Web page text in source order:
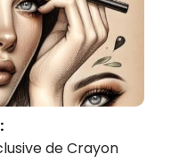
de Crayon